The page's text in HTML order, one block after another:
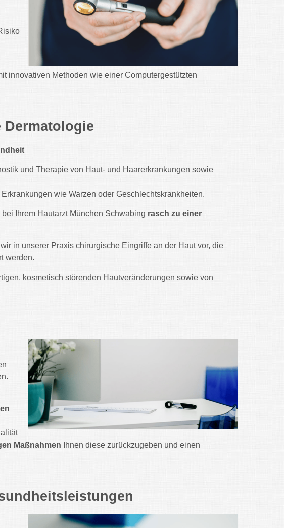
innovativen Methoden wie einer Computergestützten
und Therapie von Haut- und Haarerkrankungen sowie
wie Warzen oder Geschlechtskrankheiten.
bei Ihrem Hautarzt München Schwabing rasch zu einer
in unserer Praxis chirurgische Eingriffe an der Haut vor, die
werden.
kosmetisch störenden Hautveränderungen sowie von
Maßnahmen Ihnen diese zurückzugeben und einen